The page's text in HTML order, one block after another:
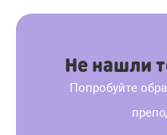
Не нашли
Попробуйте